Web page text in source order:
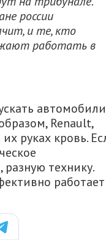
россии
и те, кто
работать в
Renault,
руках кровь.
разную технику.
работает